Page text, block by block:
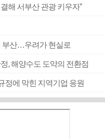
해 서부산 관광 키우자”
부산…우려가 현실로
, 해양수도 도약의 전환점
정에 막힌 지역기업 응원